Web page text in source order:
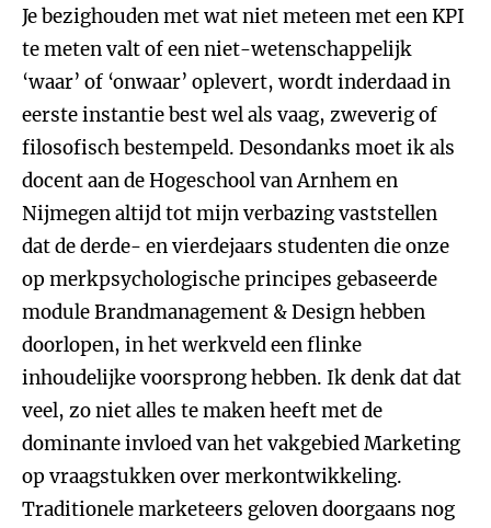
Je bezighouden met wat niet meteen met een KPI
te meten valt of een niet-wetenschappelijk
‘waar’ of ‘onwaar’ oplevert, wordt inderdaad in
eerste instantie best wel als vaag, zweverig of
filosofisch bestempeld. Desondanks moet ik als
docent aan de Hogeschool van Arnhem en
Nijmegen altijd tot mijn verbazing vaststellen
dat de derde- en vierdejaars studenten die onze
op merkpsychologische principes gebaseerde
module Brandmanagement & Design hebben
doorlopen, in het werkveld een flinke
inhoudelijke voorsprong hebben. Ik denk dat dat
veel, zo niet alles te maken heeft met de
dominante invloed van het vakgebied Marketing
op vraagstukken over merkontwikkeling.
Traditionele marketeers geloven doorgaans nog